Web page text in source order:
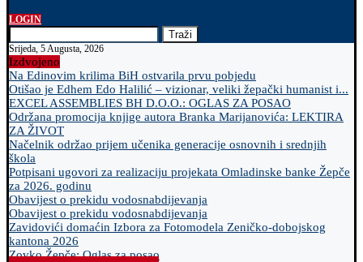
LOGIN
Traži
Srijeda, 5 Augusta, 2026
Izdvojeno
Na Edinovim krilima BiH ostvarila prvu pobjedu
Otišao je Edhem Edo Halilić – vizionar, veliki žepački humanist i...
EXCEL ASSEMBLIES BH D.O.O.: OGLAS ZA POSAO
Održana promocija knjige autora Branka Marijanovića: LEKTIRA
ZA ŽIVOT
Načelnik održao prijem učenika generacije osnovnih i srednjih
škola
Potpisani ugovori za realizaciju projekata Omladinske banke Žepče
za 2026. godinu
Obavijest o prekidu vodosnabdijevanja
Obavijest o prekidu vodosnabdijevanja
Zavidovići domaćin Izbora za Fotomodela Zeničko-dobojskog
kantona 2026
Zovko Žepče: Oglas za posao